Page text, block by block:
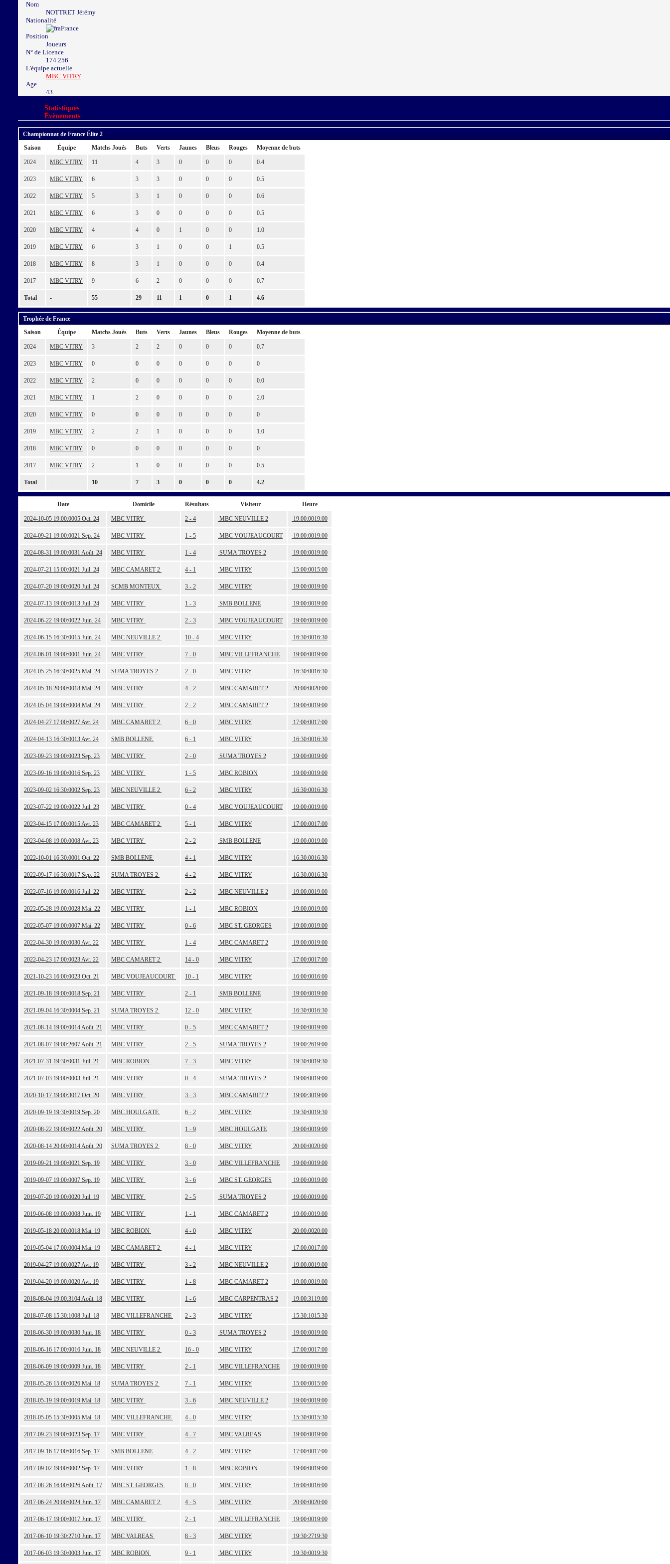
Nom
NOTTRET Jérémy
Nationalité
France
Position
Joueurs
N° de Licence
174 256
L'équipe actuelle
MBC VITRY
Age
43
Statistiques
Évènements
Championnat de France Élite 2
Saison
Équipe Matchs Joués Buts Verts Jaunes Bleus Rouges Moyenne de buts
2024 MBC VITRY 11 4 3 0 0 0 0.4
2023 MBC VITRY 6 3 3 0 0 0 0.5
2022 MBC VITRY 5 3 1 0 0 0 0.6
2021 MBC VITRY 6 3 0 0 0 0 0.5
2020 MBC VITRY 4 4 0 1 0 0 1.0
2019 MBC VITRY 6 3 1 0 0 1 0.5
2018 MBC VITRY 8 3 1 0 0 0 0.4
2017 MBC VITRY 9 6 2 0 0 0 0.7
Total - 55 29 11 1 0 1 4.6
Trophée de France
Saison
Équipe Matchs Joués Buts Verts Jaunes Bleus Rouges Moyenne de buts
2024 MBC VITRY 3 2 2 0 0 0 0.7
2023 MBC VITRY 0 0 0 0 0 0 0
2022 MBC VITRY 2 0 0 0 0 0 0.0
2021 MBC VITRY 1 2 0 0 0 0 2.0
2020 MBC VITRY 0 0 0 0 0 0 0
2019 MBC VITRY 2 2 1 0 0 0 1.0
2018 MBC VITRY 0 0 0 0 0 0 0
2017 MBC VITRY 2 1 0 0 0 0 0.5
Total - 10 7 3 0 0 0 4.2
Date Domicile Résultats Visiteur Heure
2024-10-05 19:00:0005 Oct. 24 MBC VITRY 2 - 4 MBC NEUVILLE 2 19:00:0019:00
2024-09-21 19:00:0021 Sep. 24 MBC VITRY 1 - 5 MBC VOUJEAUCOURT 19:00:0019:00
2024-08-31 19:00:0031 Août. 24 MBC VITRY 1 - 4 SUMA TROYES 2 19:00:0019:00
2024-07-21 15:00:0021 Juil. 24 MBC CAMARET 2 4 - 1 MBC VITRY 15:00:0015:00
2024-07-20 19:00:0020 Juil. 24 SCMB MONTEUX 3 - 2 MBC VITRY 19:00:0019:00
2024-07-13 19:00:0013 Juil. 24 MBC VITRY 1 - 3 SMB BOLLENE 19:00:0019:00
2024-06-22 19:00:0022 Juin. 24 MBC VITRY 2 - 3 MBC VOUJEAUCOURT 19:00:0019:00
2024-06-15 16:30:0015 Juin. 24 MBC NEUVILLE 2 10 - 4 MBC VITRY 16:30:0016:30
2024-06-01 19:00:0001 Juin. 24 MBC VITRY 7 - 0 MBC VILLEFRANCHE 19:00:0019:00
2024-05-25 16:30:0025 Mai. 24 SUMA TROYES 2 2 - 0 MBC VITRY 16:30:0016:30
2024-05-18 20:00:0018 Mai. 24 MBC VITRY 4 - 2 MBC CAMARET 2 20:00:0020:00
2024-05-04 19:00:0004 Mai. 24 MBC VITRY 2 - 2 MBC CAMARET 2 19:00:0019:00
2024-04-27 17:00:0027 Avr. 24 MBC CAMARET 2 6 - 0 MBC VITRY 17:00:0017:00
2024-04-13 16:30:0013 Avr. 24 SMB BOLLENE 6 - 1 MBC VITRY 16:30:0016:30
2023-09-23 19:00:0023 Sep. 23 MBC VITRY 2 - 0 SUMA TROYES 2 19:00:0019:00
2023-09-16 19:00:0016 Sep. 23 MBC VITRY 1 - 5 MBC ROBION 19:00:0019:00
2023-09-02 16:30:0002 Sep. 23 MBC NEUVILLE 2 6 - 2 MBC VITRY 16:30:0016:30
2023-07-22 19:00:0022 Juil. 23 MBC VITRY 0 - 4 MBC VOUJEAUCOURT 19:00:0019:00
2023-04-15 17:00:0015 Avr. 23 MBC CAMARET 2 5 - 1 MBC VITRY 17:00:0017:00
2023-04-08 19:00:0008 Avr. 23 MBC VITRY 2 - 2 SMB BOLLENE 19:00:0019:00
2022-10-01 16:30:0001 Oct. 22 SMB BOLLENE 4 - 1 MBC VITRY 16:30:0016:30
2022-09-17 16:30:0017 Sep. 22 SUMA TROYES 2 4 - 2 MBC VITRY 16:30:0016:30
2022-07-16 19:00:0016 Juil. 22 MBC VITRY 2 - 2 MBC NEUVILLE 2 19:00:0019:00
2022-05-28 19:00:0028 Mai. 22 MBC VITRY 1 - 1 MBC ROBION 19:00:0019:00
2022-05-07 19:00:0007 Mai. 22 MBC VITRY 0 - 6 MBC ST. GEORGES 19:00:0019:00
2022-04-30 19:00:0030 Avr. 22 MBC VITRY 1 - 4 MBC CAMARET 2 19:00:0019:00
2022-04-23 17:00:0023 Avr. 22 MBC CAMARET 2 14 - 0 MBC VITRY 17:00:0017:00
2021-10-23 16:00:0023 Oct. 21 MBC VOUJEAUCOURT 10 - 1 MBC VITRY 16:00:0016:00
2021-09-18 19:00:0018 Sep. 21 MBC VITRY 2 - 1 SMB BOLLENE 19:00:0019:00
2021-09-04 16:30:0004 Sep. 21 SUMA TROYES 2 12 - 0 MBC VITRY 16:30:0016:30
2021-08-14 19:00:0014 Août. 21 MBC VITRY 0 - 5 MBC CAMARET 2 19:00:0019:00
2021-08-07 19:00:2607 Août. 21 MBC VITRY 2 - 5 SUMA TROYES 2 19:00:2619:00
2021-07-31 19:30:0031 Juil. 21 MBC ROBION 7 - 3 MBC VITRY 19:30:0019:30
2021-07-03 19:00:0003 Juil. 21 MBC VITRY 0 - 4 SUMA TROYES 2 19:00:0019:00
2020-10-17 19:00:3017 Oct. 20 MBC VITRY 3 - 3 MBC CAMARET 2 19:00:3019:00
2020-09-19 19:30:0019 Sep. 20 MBC HOULGATE 6 - 2 MBC VITRY 19:30:0019:30
2020-08-22 19:00:0022 Août. 20 MBC VITRY 1 - 9 MBC HOULGATE 19:00:0019:00
2020-08-14 20:00:0014 Août. 20 SUMA TROYES 2 8 - 0 MBC VITRY 20:00:0020:00
2019-09-21 19:00:0021 Sep. 19 MBC VITRY 3 - 0 MBC VILLEFRANCHE 19:00:0019:00
2019-09-07 19:00:0007 Sep. 19 MBC VITRY 3 - 6 MBC ST. GEORGES 19:00:0019:00
2019-07-20 19:00:0020 Juil. 19 MBC VITRY 2 - 5 SUMA TROYES 2 19:00:0019:00
2019-06-08 19:00:0008 Juin. 19 MBC VITRY 1 - 1 MBC CAMARET 2 19:00:0019:00
2019-05-18 20:00:0018 Mai. 19 MBC ROBION 4 - 0 MBC VITRY 20:00:0020:00
2019-05-04 17:00:0004 Mai. 19 MBC CAMARET 2 4 - 1 MBC VITRY 17:00:0017:00
2019-04-27 19:00:0027 Avr. 19 MBC VITRY 3 - 2 MBC NEUVILLE 2 19:00:0019:00
2019-04-20 19:00:0020 Avr. 19 MBC VITRY 1 - 8 MBC CAMARET 2 19:00:0019:00
2018-08-04 19:00:3104 Août. 18 MBC VITRY 1 - 6 MBC CARPENTRAS 2 19:00:3119:00
2018-07-08 15:30:1008 Juil. 18 MBC VILLEFRANCHE 2 - 3 MBC VITRY 15:30:1015:30
2018-06-30 19:00:0030 Juin. 18 MBC VITRY 0 - 3 SUMA TROYES 2 19:00:0019:00
2018-06-16 17:00:0016 Juin. 18 MBC NEUVILLE 2 16 - 0 MBC VITRY 17:00:0017:00
2018-06-09 19:00:0009 Juin. 18 MBC VITRY 2 - 1 MBC VILLEFRANCHE 19:00:0019:00
2018-05-26 15:00:0026 Mai. 18 SUMA TROYES 2 7 - 1 MBC VITRY 15:00:0015:00
2018-05-19 19:00:0019 Mai. 18 MBC VITRY 3 - 6 MBC NEUVILLE 2 19:00:0019:00
2018-05-05 15:30:0005 Mai. 18 MBC VILLEFRANCHE 4 - 0 MBC VITRY 15:30:0015:30
2017-09-23 19:00:0023 Sep. 17 MBC VITRY 4 - 7 MBC VALREAS 19:00:0019:00
2017-09-16 17:00:0016 Sep. 17 SMB BOLLENE 4 - 2 MBC VITRY 17:00:0017:00
2017-09-02 19:00:0002 Sep. 17 MBC VITRY 1 - 8 MBC ROBION 19:00:0019:00
2017-08-26 16:00:0026 Août. 17 MBC ST. GEORGES 8 - 0 MBC VITRY 16:00:0016:00
2017-06-24 20:00:0024 Juin. 17 MBC CAMARET 2 4 - 5 MBC VITRY 20:00:0020:00
2017-06-17 19:00:0017 Juin. 17 MBC VITRY 2 - 1 MBC VILLEFRANCHE 19:00:0019:00
2017-06-10 19:30:2710 Juin. 17 MBC VALREAS 8 - 3 MBC VITRY 19:30:2719:30
2017-06-03 19:30:0003 Juin. 17 MBC ROBION 9 - 1 MBC VITRY 19:30:0019:30